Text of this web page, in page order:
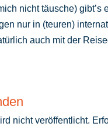
nicht täusche) gibt’s
nur in (teuren)
auch mit der
nicht veröffentlicht.